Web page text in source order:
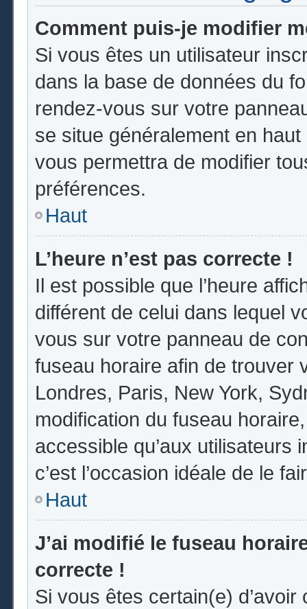
Comment puis-je modifier
Si vous êtes un utilisateur
dans la base de données du
rendez-vous sur votre
se situe généralement en
vous permettra de modifier
préférences.
Haut
L’heure n’est pas correcte !
Il est possible que l’heure
différent de celui dans lequel
vous sur votre panneau de
fuseau horaire afin de trouver
Londres, Paris, New York,
modification du fuseau
accessible qu’aux utilisateurs
c’est l’occasion idéale de le
Haut
J’ai modifié le fuseau
correcte !
Si vous êtes certain(e)